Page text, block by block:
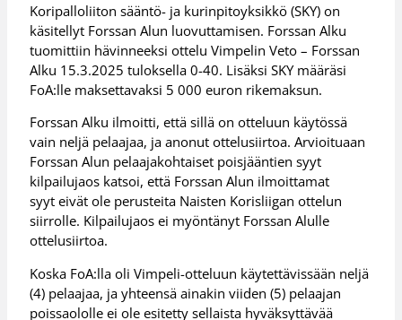
Koripalloliiton sääntö- ja kurinpitoyksikkö (SKY) on
käsitellyt Forssan Alun luovuttamisen. Forssan Alku
tuomittiin hävinneeksi ottelu Vimpelin Veto – Forssan
Alku 15.3.2025 tuloksella 0-40. Lisäksi SKY määräsi
FoA:lle maksettavaksi 5 000 euron rikemaksun.
Forssan Alku ilmoitti, että sillä on otteluun käytössä
vain neljä pelaajaa, ja anonut ottelusiirtoa. Arvioituaan
Forssan Alun pelaajakohtaiset poisjääntien syyt
kilpailujaos katsoi, että Forssan Alun ilmoittamat
syyt eivät ole perusteita Naisten Korisliigan ottelun
siirrolle. Kilpailujaos ei myöntänyt Forssan Alulle
ottelusiirtoa.
Koska FoA:lla oli Vimpeli-otteluun käytettävissään neljä
(4) pelaajaa, ja yhteensä ainakin viiden (5) pelaajan
poissaololle ei ole esitetty sellaista hyväksyttävää